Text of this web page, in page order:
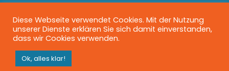
Diese Webseite verwendet Cookies. Mit der Nutzung
unserer Dienste erklären Sie sich damit einverstanden,
dass wir Cookies verwenden.
Ok, alles klar!